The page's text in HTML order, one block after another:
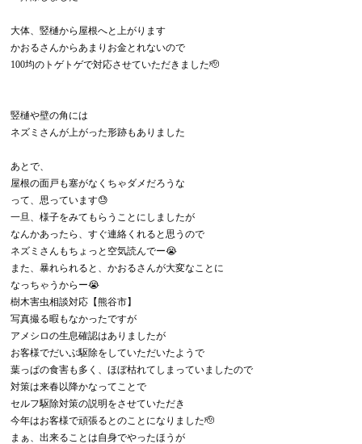
大体、竪樋から屋根へと上がります
かおるさんからあまりお金とれないので
100均のトゲトゲで対応させていただきました🫡
竪樋や壁の角には
ネズミさんが上がった形跡もありました
あとで、
屋根の面戸も塞がなくちゃダメだろうな
って、思っています😓
一旦、様子をみてもらうことにしましたが
なんかあったら、すぐ連絡くれると思うので
ネズミさんもちょっと空気読んでー😭
また、暴れられると、かおるさんが大変なことに
なっちゃうからー😭
樹木害虫相談対応【熊谷市】
写真撮る暇もなかったですが
アメシロの生息確認はありましたが
お客様でだいぶ駆除をしていただいたようで
葉っぱの食害も多く、ほぼ枯れてしまっていましたので
対策は来春以降かなってことで
セルフ駆除対策の説明をさせていただき
今年はお客様で頑張るとのことになりました🫡
まぁ、出来ることは自身でやったほうが